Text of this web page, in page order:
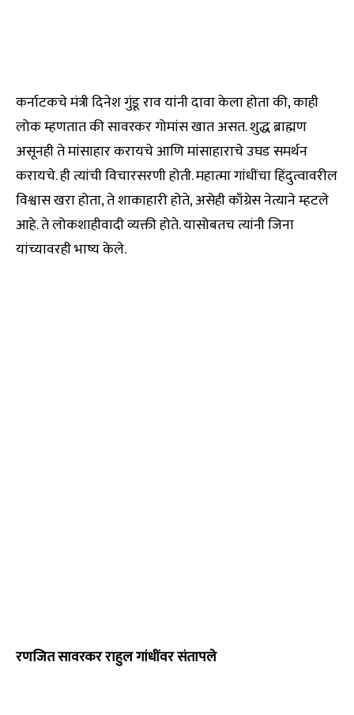
कर्नाटकचे मंत्री दिनेश गुंडू राव यांनी दावा केला होता की, काही
लोक म्हणतात की सावरकर गोमांस खात असत. शुद्ध ब्राह्मण
असूनही ते मांसाहार करायचे आणि मांसाहाराचे उघड समर्थन
करायचे. ही त्यांची विचारसरणी होती. महात्मा गांधींचा हिंदुत्वावरील
विश्वास खरा होता, ते शाकाहारी होते, असेही काँग्रेस नेत्याने म्हटले
आहे. ते लोकशाहीवादी व्यक्ती होते. यासोबतच त्यांनी जिना
यांच्यावरही भाष्य केले.
रणजित सावरकर राहुल गांधींवर संतापले